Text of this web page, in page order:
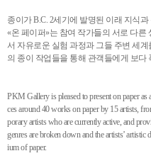
종이가 B.C. 2세기에 발명된 이래 지식
«온 페이퍼»는 참여 작가들의 서로 다
서 자유로운 실험 과정과 그들 주변 세
의 종이 작업들을 통해 관객들에게 보다
PKM Gallery is pleased to present on paper
ces around 40 works on paper by 15 artists,
porary artists who are currently active, and
genres are broken down and the artists’ artistic
ium of paper.